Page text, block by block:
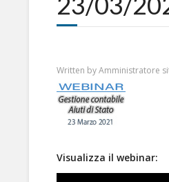
Written by Amministratore
Visualizza il webinar: